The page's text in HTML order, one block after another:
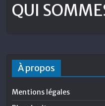
QUI
À propos
Mentions légales